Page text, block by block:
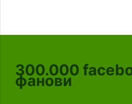
300.000
фанови